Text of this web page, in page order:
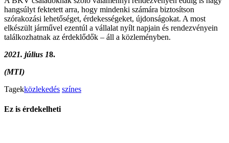
hangsúlyt fektetett arra, hogy mindenki számára biztosítson
szórakozási lehetőséget, érdekességeket, újdonságokat. A most
elkészült járművel ezentúl a vállalat nyílt napjain és rendezvényein
találkozhatnak az érdeklődők – áll a közleményben.
2021. július 18.
(MTI)
Tagekközlekedés színes
Ez is érdekelheti